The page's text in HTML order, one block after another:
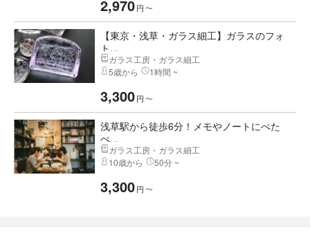
2,970円 〜
【東京・浅草・ガラス細工】ガラスのフォ
ト...
ガラス工房・ガラス細工
5歳から
1時間 ~
3,300円 〜
浅草駅から徒歩6分！メモやノートにぺた
ぺ...
ガラス工房・ガラス細工
10歳から
50分 ~
3,300円 〜